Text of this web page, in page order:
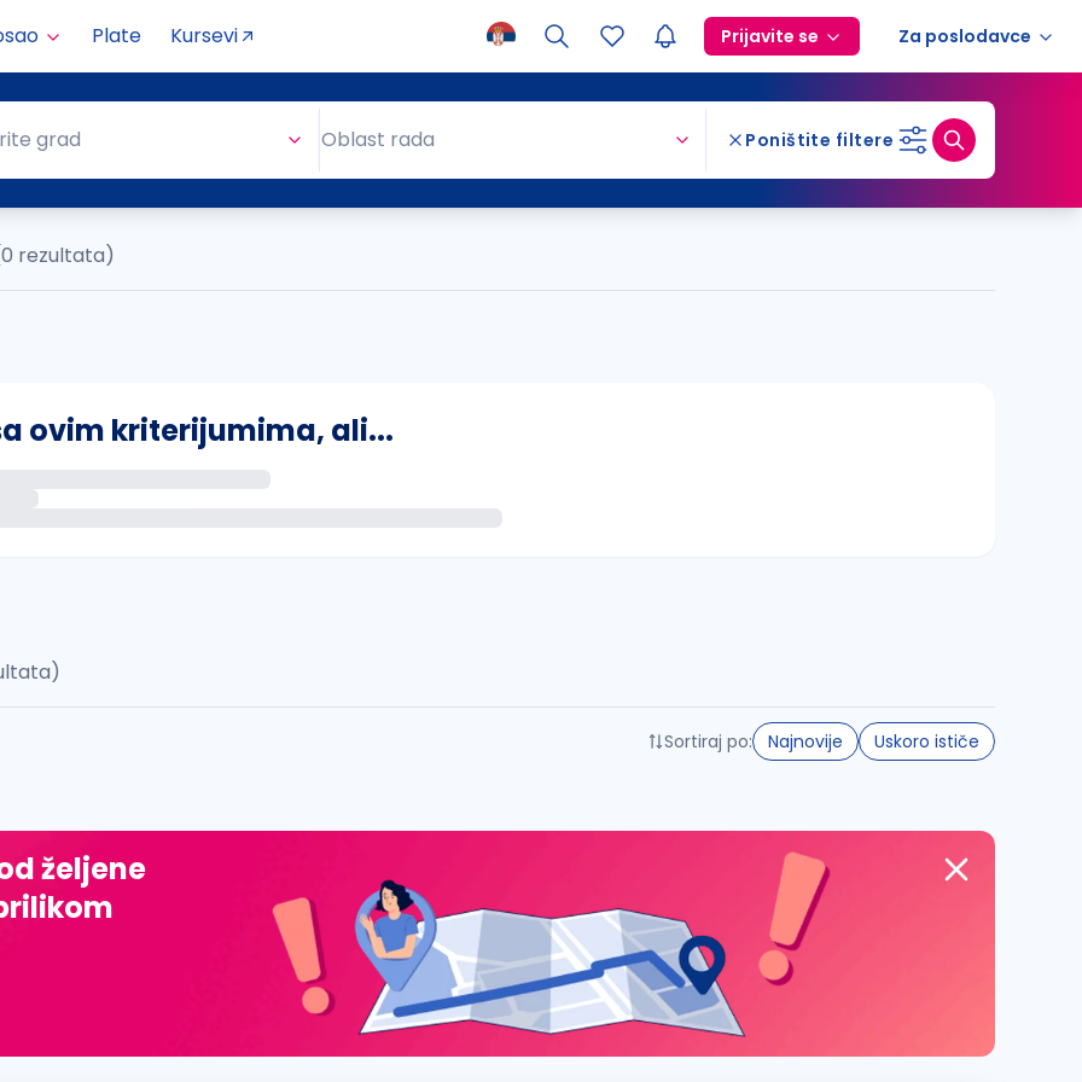
Plate Kursevi Prijavite se Za poslodavce
grad Oblast rada Poništite filtere
rezultata)
ovim kriterijumima, ali...
đ, ž, dž)
Sortiraj po: Najnovije Uskoro ističe
željene